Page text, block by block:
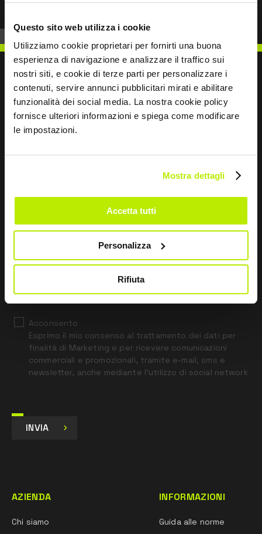
Questo sito web utilizza i cookie
Utilizziamo cookie proprietari per fornirti una buona
esperienza di navigazione e analizzare il traffico sui
nostri siti, e cookie di terze parti per personalizzare i
contenuti, servire annunci pubblicitari mirati e abilitare
funzionalità dei social media. La nostra cookie policy
fornisce ulteriori informazioni e spiega come modificare
le impostazioni.
Mostra dettagli
Accetta tutti
Personalizza
Rifiuta
SCRIVICI
this
Ho letto l’Informativa Privacy
Acconsento
Esprimo il mio consenso al trattamento dei dati per
finalità di Marketing e per ricevere comunicazioni
commerciali e promozionali, tramite e-mail, sms e
newsletter, anche mediante l’utilizzo di social network
INVIA
AZIENDA
Chi siamo
INFORMAZIONI
Guida alle norme